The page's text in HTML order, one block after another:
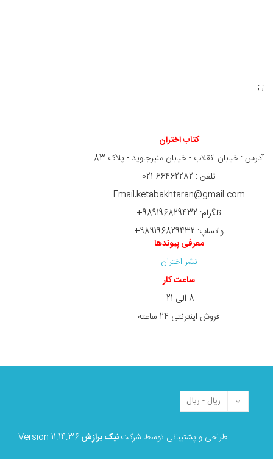
; ;
کتاب اختران
آدرس : خیابان انقلاب - خیابان منیرجاوید - پلاک 83
تلفن : 021.66462282
Email:ketabakhtaran@gmail.com
تلگرام: 989196829432+
واتساپ: 989196829432+
معرفی پیوندها
نشر اختران
ساعت کار
8 الی 21
فروش اینترنتی 24 ساعته
طراحی و پشتیبانی توسط شرکتنیک برازشVersion 11.14.36